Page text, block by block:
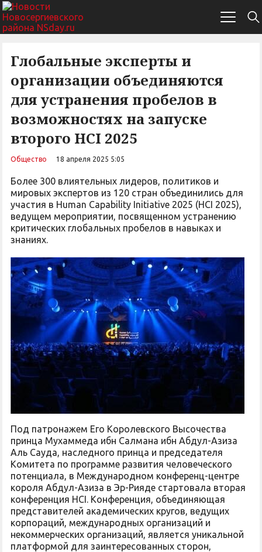
Глобальные эксперты и
организации объединяются
для устранения пробелов в
возможностях на запуске
второго HCI 2025
Общество 18 апреля 2025 5:05
Более 300 влиятельных лидеров, политиков и
мировых экспертов из 120 стран объединились для
участия в Human Capability Initiative 2025 (HCI 2025),
ведущем мероприятии, посвященном устранению
критических глобальных пробелов в навыках и
знаниях.
Под патронажем Его Королевского Высочества
принца Мухаммеда ибн Салмана ибн Абдул-Азиза
Аль Сауда, наследного принца и председателя
Комитета по программе развития человеческого
потенциала, в Международном конференц-центре
короля Абдул-Азиза в Эр-Рияде стартовала вторая
конференция HCI. Конференция, объединяющая
представителей академических кругов, ведущих
корпораций, международных организаций и
некоммерческих организаций, является уникальной
платформой для заинтересованных сторон,